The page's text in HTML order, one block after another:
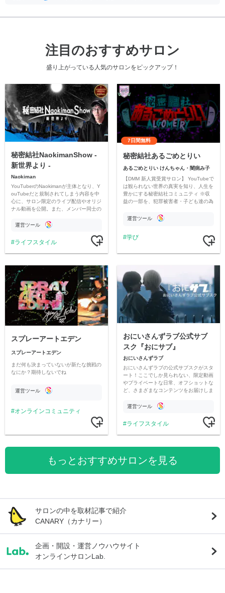
注目のおすすめサロン
盛り上がっている人気のサロンをピックアップ！
秘密結社NaokimanShow -
新世界より -
Naokiman
YouTuberのNaokimanが主体となり、Y
ouTubeだと規制されてしまう内容を中
心に、サロン限定のライブ配信やオリジ
ナル動画を公開。また、メンバー同士の
ただいています。
運営ツール
ライフスタイル
7日間無料
秘密結社あるごめとりい
あるごめとりい けんちゃん・闇病み子
【DMM 新人賞受賞サロン】 YouTubeで
は観られない世界の真実を知り、人生を
豊かにする秘密結社コミュニティ ※収
益の一部を、犯罪被害者・子ども達の為
す運営ツール
学び
スプレーアートエデン
スプレーアートエデン
まだ何も決まっていないが新たな挑戦の
なにか？期待しないでね
運営ツール
オンラインコミュニティ
おにいさんずラブ公式サブ
スク『おにサブ』
おにいさんずラブ
おにいさんずラブの公式サブスクがスタ
ート！ここでしか見られない、限定動画
やプライベートな日常、オフショットな
ど、さまざまなコンテンツをお届けしま
運営ツール
ライフスタイル
もっとおすすめサロンを見る
サロンの中を取材記事で紹介
CANARY（カナリー）
企画・開設・運営ノウハウサイト
オンラインサロンLab.